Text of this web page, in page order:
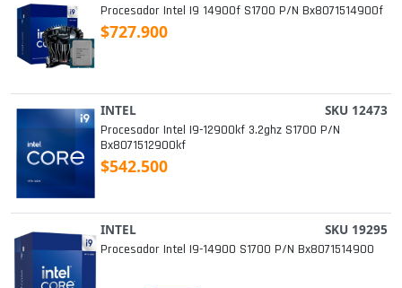
Procesador Intel I9 14900f S1700 P/n Bx8071514900f
$727.900
INTEL SKU 12473
Procesador Intel I9-12900kf 3.2ghz S1700 P/n
Bx8071512900kf
$542.500
INTEL SKU 19295
Procesador Intel I9-14900 S1700 P/n Bx8071514900